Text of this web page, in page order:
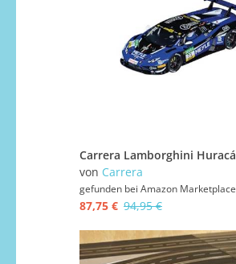
von Carrera
gefunden bei Amazon Marketplace
87,75 € 94,95 €